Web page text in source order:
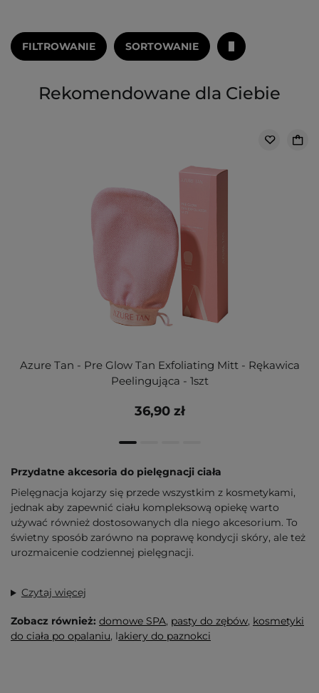
FILTROWANIE SORTOWANIE
Rekomendowane dla Ciebie
Azure Tan - Pre Glow Tan Exfoliating Mitt - Rękawica
Peelingująca - 1szt
36,90 zł
Przydatne akcesoria do pielęgnacji ciała
Pielęgnacja kojarzy się przede wszystkim z kosmetykami,
jednak aby zapewnić ciału kompleksową opiekę warto
używać również dostosowanych dla niego akcesorium. To
świetny sposób zarówno na poprawę kondycji skóry, ale też
urozmaicenie codziennej pielęgnacji.
Czytaj więcej
Zobacz również: domowe SPA, pasty do zębów, kosmetyki
do ciała po opalaniu, lakiery do paznokci